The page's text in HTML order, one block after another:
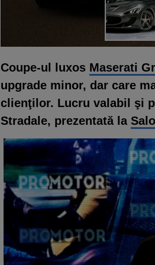
Coupe-ul luxos Maserati
upgrade minor, dar care
clienţilor. Lucru valabil şi
Stradale, prezentată la